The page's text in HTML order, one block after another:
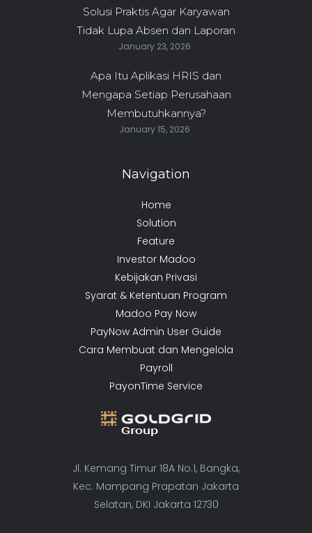
Solusi Praktis Agar Karyawan
Tidak Lupa Absen dan Laporan
January 23, 2026
Apa Itu Aplikasi HRIS dan
Mengapa Setiap Perusahaan
Membutuhkannya?
January 15, 2026
Navigation
Home
Solution
Feature
Investor Madoo
Kebijakan Privasi
Syarat & Ketentuan Program
Madoo Pay Now
PayNow Admin User Guide
Cara Membuat dan Mengelola
Payroll
PayonTime Service
Jl. Kemang Timur 18A No.1, Bangka,
Kec. Mampang Prapatan Jakarta
Selatan, DKI Jakarta 12730